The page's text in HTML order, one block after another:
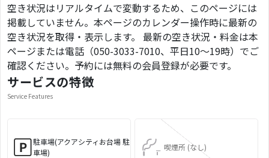
空き状況はリアルタイムで変動するため、このページには
掲載していません。本ページのカレンダー操作時に最新の
空き状況を取得・表示します。 最新の空き状況・料金は本
ページまたは電話（050-3033-7010、平日10〜19時）でご
確認ください。予約には無料の会員登録が必要です。
サービスの特徴
Service Features
駐車場(アクアシティお台場 駐
車場)
喫煙所 (なし)